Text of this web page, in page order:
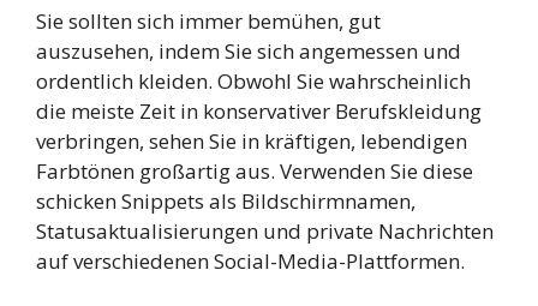
Sie sollten sich immer bemühen, gut
auszusehen, indem Sie sich angemessen und
ordentlich kleiden. Obwohl Sie wahrscheinlich
die meiste Zeit in konservativer Berufskleidung
verbringen, sehen Sie in kräftigen, lebendigen
Farbtönen großartig aus. Verwenden Sie diese
schicken Snippets als Bildschirmnamen,
Statusaktualisierungen und private Nachrichten
auf verschiedenen Social-Media-Plattformen.